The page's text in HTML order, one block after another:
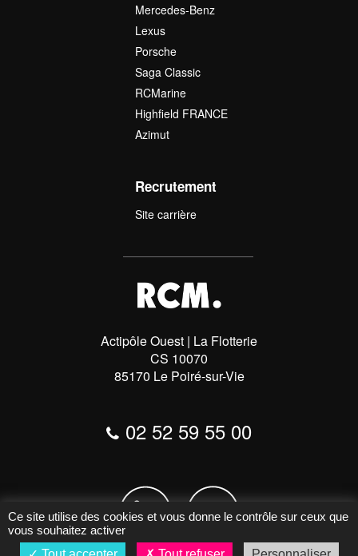
Actipôle Ouest | La Flotterie
CS 10070
85170 Le Poiré-sur-Vie
02 52 59 55 00
Mercedes-Benz
Lexus
Porsche
Saga Classic
RCMarine
Highfield FRANCE
Azimut
Recrutement
Site carrière
Ce site utilise des cookies et vous donne le contrôle sur ceux que
vous souhaitez activer